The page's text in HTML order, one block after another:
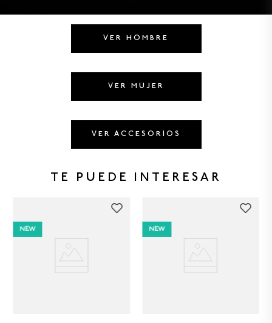
VER HOMBRE
VER MUJER
VER ACCESORIOS
TE PUEDE INTERESAR
NEW NEW
7. HOMBRE
CAMISETAS HOMBRE